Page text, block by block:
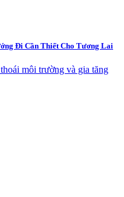
Đi Cần Thiết Cho Tương Lai
môi trường và gia tăng